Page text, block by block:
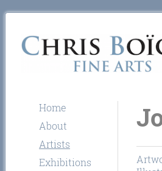
Home
About
Artists
Exhibitions